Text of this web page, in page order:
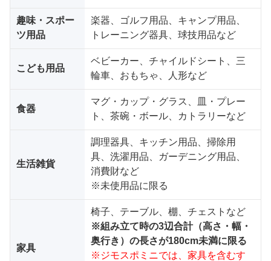
趣味・スポー
ツ用品
楽器、ゴルフ用品、キャンプ用品、
トレーニング器具、球技用品など
こども用品
ベビーカー、チャイルドシート、三
輪車、おもちゃ、人形など
食器
マグ・カップ・グラス、皿・プレー
ト、茶碗・ボール、カトラリーなど
生活雑貨
調理器具、キッチン用品、掃除用
具、洗濯用品、ガーデニング用品、
消費財など
※未使用品に限る
家具
椅子、テーブル、棚、チェストなど
※組み立て時の3辺合計（高さ・幅・
奥行き）の長さが180cm未満に限る
※ジモスポミニでは、家具を含むす